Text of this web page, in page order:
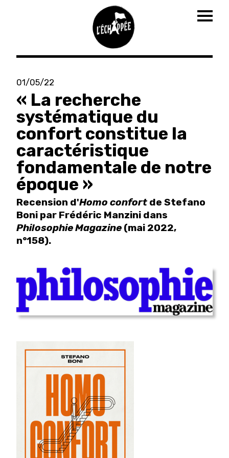
Aller
contenu
principal
01/05/22
« La recherche
systématique du
confort constitue la
caractéristique
fondamentale de notre
époque »
Recension d'Homo confort de Stefano
Boni par Frédéric Manzini dans
Philosophie Magazine (mai 2022,
n°158).